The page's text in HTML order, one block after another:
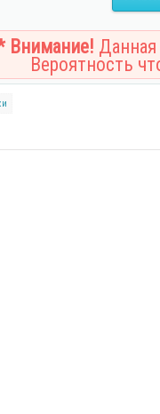
Внимание! Данная
Вероятность